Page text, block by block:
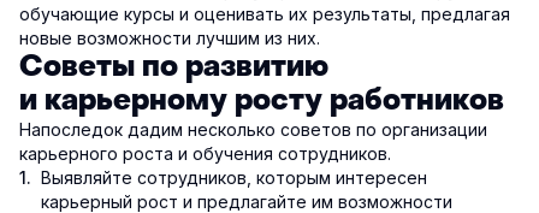
обучающие курсы и оценивать их результаты, предлагая
новые возможности лучшим из них.
Советы по развитию
и карьерному росту работников
Напоследок дадим несколько советов по организации
карьерного роста и обучения сотрудников.
Выявляйте сотрудников, которым интересен
карьерный рост и предлагайте им возможности